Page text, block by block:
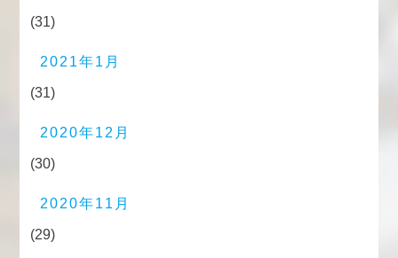
(31)
2021年1月
(31)
2020年12月
(30)
2020年11月
(29)